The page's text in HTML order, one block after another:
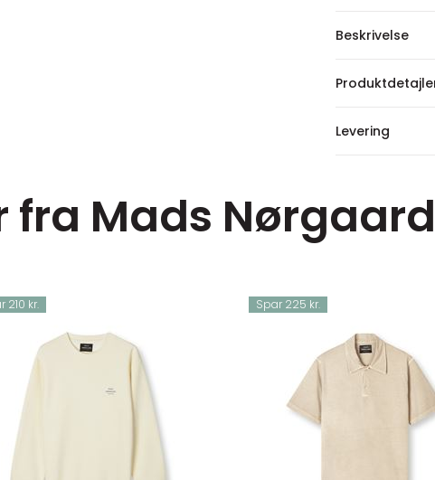
Beskrivelse
Levering
fra Mads Nørgaard
210 kr. Spar 225 kr.